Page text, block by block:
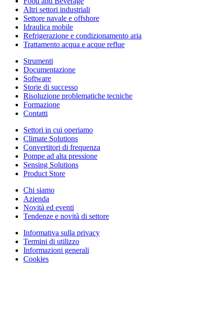
Altri settori industriali
Settore navale e offshore
Idraulica mobile
Refrigerazione e condizionamento aria
Trattamento acqua e acque reflue
Strumenti
Documentazione
Software
Storie di successo
Risoluzione problematiche tecniche
Formazione
Contatti
Settori in cui operiamo
Climate Solutions
Convertitori di frequenza
Pompe ad alta pressione
Sensing Solutions
Product Store
Chi siamo
Azienda
Novità ed eventi
Tendenze e novità di settore
Informativa sulla privacy
Termini di utilizzo
Informazioni generali
Cookies